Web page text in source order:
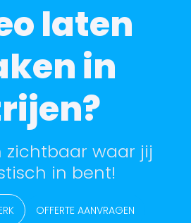
laten
in
zichtbaar waar jij
in bent!
OFFERTE AANVRAGEN